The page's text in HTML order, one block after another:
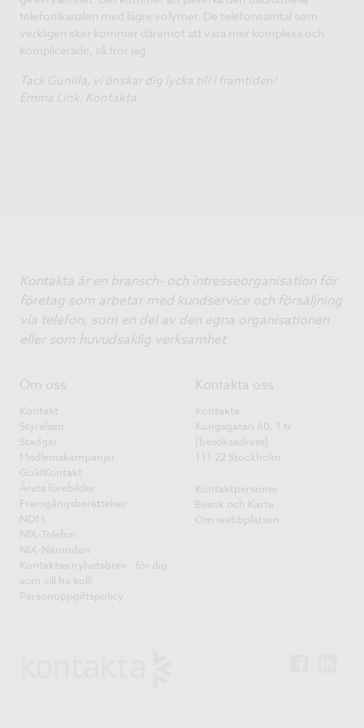
telefonikanalen med lägre volymer. De telefonsamtal som
verkligen sker kommer däremot att vara mer komplexa och
komplicerade, så tror jag.
Tack Gunilla, vi önskar dig lycka till i framtiden!
Emma Link, Kontakta
Kontakta är en bransch- och intresseorganisation för
företag som arbetar med kundservice och försäljning
via telefon, som en del av den egna organisationen
eller som huvudsaklig verksamhet
Om oss
Kontakt
Styrelsen
Stadgar
Medlemskampanjer
GuldKontakt
Årets förebilder
Framgångsberättelser
NDM
NIX-Telefon
NIX-Nämnden
Kontaktas nyhetsbrev - för dig
som vill ha koll!
Personuppgiftspolicy
Kontakta oss
Kontakta
Kungsgatan 60, 1 tr
(besöksadress)
111 22 Stockholm
Kontaktpersoner
Besök och Karta
Om webbplatsen